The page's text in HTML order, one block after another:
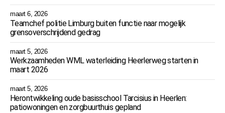
maart 6, 2026
Teamchef politie Limburg buiten functie naar mogelijk
grensoverschrijdend gedrag
maart 5, 2026
Werkzaamheden WML waterleiding Heerlerweg starten in
maart 2026
maart 5, 2026
Herontwikkeling oude basisschool Tarcisius in Heerlen:
patiowoningen en zorgbuurthuis gepland